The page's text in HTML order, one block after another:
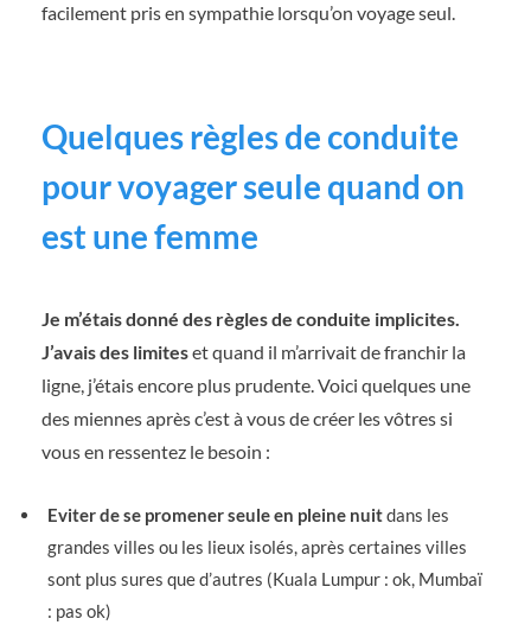
facilement pris en sympathie lorsqu’on voyage seul.
Quelques règles de conduite
pour voyager seule quand on
est une femme
Je m’étais donné des règles de conduite implicites.
J’avais des limiteset quand il m’arrivait de franchir la
ligne, j’étais encore plus prudente. Voici quelques une
des miennes après c’est à vous de créer les vôtres si
vous en ressentez le besoin :
Eviter de se promener seule en pleine nuitdans les
grandes villes ou les lieux isolés, après certaines villes
sont plus sures que d’autres (Kuala Lumpur : ok, Mumbaï
: pas ok)